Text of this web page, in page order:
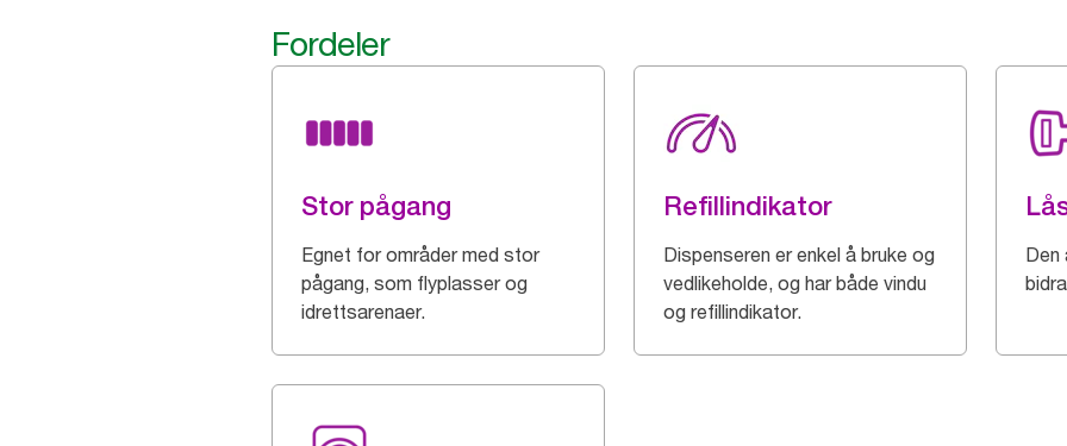
Fordeler
Stor pågang
Egnet for områder med stor
pågang, som flyplasser og
idrettsarenaer.
Refillindikator
Dispenseren er enkel å bruke og
vedlikeholde, og har både vindu
og refillindikator.
Den